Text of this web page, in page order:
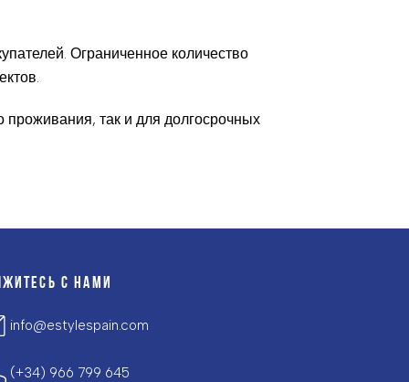
Ограниченное количество
так и для долгосрочных
С НАМИ
info@estylespain.com
(+34) 966 799 645